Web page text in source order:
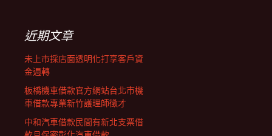
列近期文章
未上市採店面透明化打享客戶資
金週轉
板橋機車借款官方網站台北市機
車借款專業新竹護理師徵才
中和汽車借款民間有新北支票借